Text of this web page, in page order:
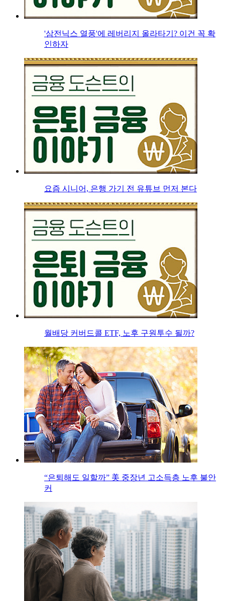
'삼전닉스 열풍'에 레버리지 올라타기? 이건 꼭 확
인하자
요즘 시니어, 은행 가기 전 유튜브 먼저 본다
월배당 커버드콜 ETF, 노후 구원투수 될까?
“은퇴해도 일할까” 美 중장년 고소득층 노후 불안
커